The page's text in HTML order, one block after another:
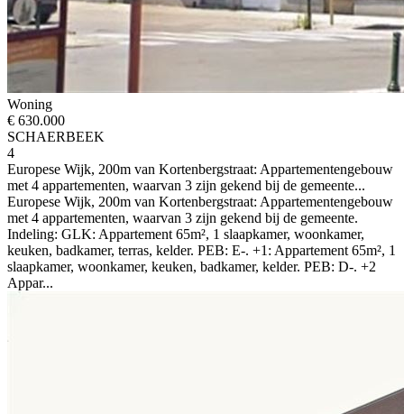
Woning
€ 630.000
SCHAERBEEK
4
Europese Wijk, 200m van Kortenbergstraat: Appartementengebouw
met 4 appartementen, waarvan 3 zijn gekend bij de gemeente...
Europese Wijk, 200m van Kortenbergstraat: Appartementengebouw
met 4 appartementen, waarvan 3 zijn gekend bij de gemeente.
Indeling: GLK: Appartement 65m², 1 slaapkamer, woonkamer,
keuken, badkamer, terras, kelder. PEB: E-. +1: Appartement 65m², 1
slaapkamer, woonkamer, keuken, badkamer, kelder. PEB: D-. +2
Appar...